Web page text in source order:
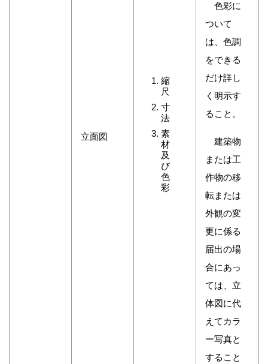
立面図
縮
尺
寸
法
素
材
及
び
色
彩
色彩に
ついて
は、色調
をできる
だけ詳し
く明示す
ること。
建築物
または工
作物の移
転または
外観の変
更に係る
届出の場
合にあっ
ては、立
体図に代
えてカラ
ー写真と
すること